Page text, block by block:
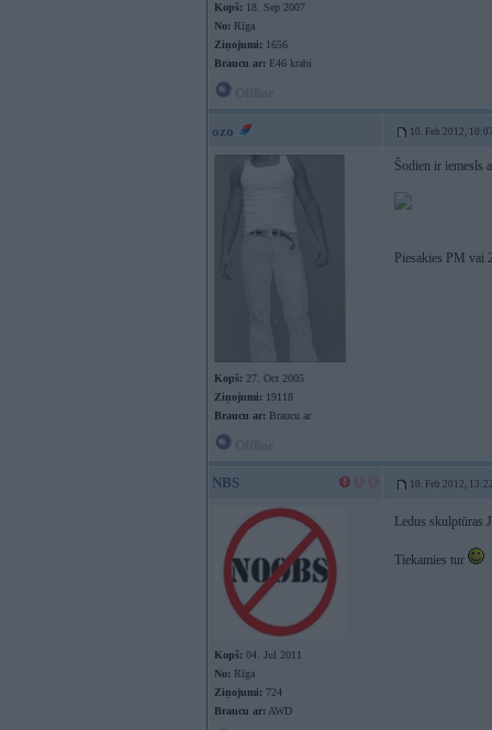
Kopš: 18. Sep 2007
No: Rīga
Ziņojumi: 1656
Braucu ar: E46 krabi
ozo 10. Feb 2012,
Kopš: 27. Oct 2005
Ziņojumi: 19118
Braucu ar: Braucu ar
Šodien ir iemesls
Piesakies PM vai
NBS 10. Feb 2012,
Kopš: 04. Jul 2011
No: Rīga
Ziņojumi: 724
Braucu ar: AWD
Ledus skulptūras
Tiekamies tur